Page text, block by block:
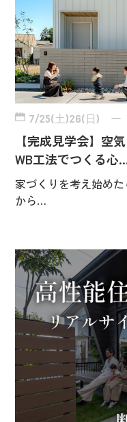
7/25(土)26(日)
【完成見学会】空
WB工法でつくる心
家づくりを考え始め
から…